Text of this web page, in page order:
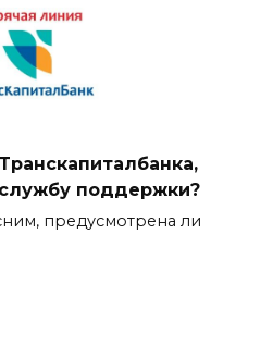
поддержки?
предусмотрена ли